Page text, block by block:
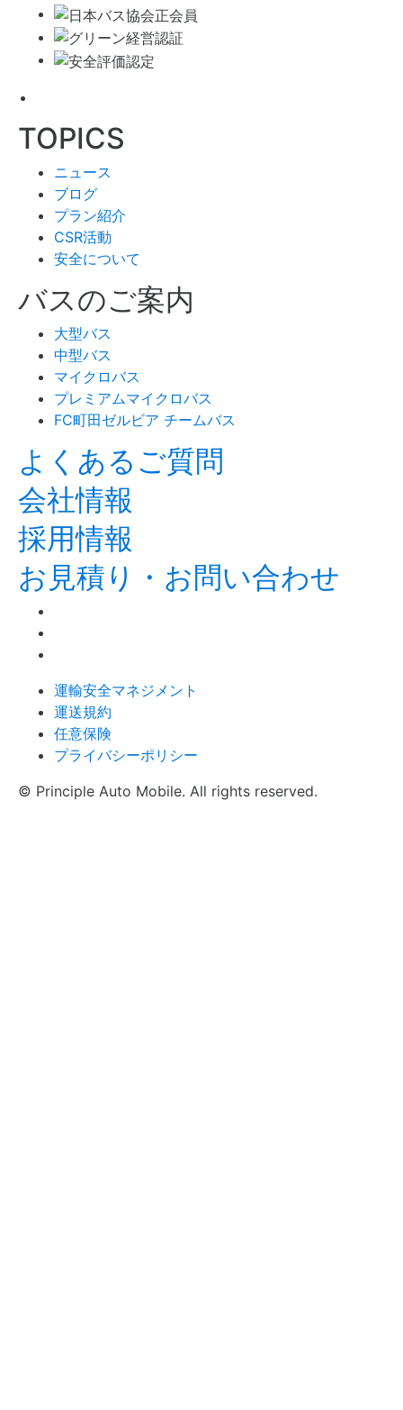
TOPICS
ニュース
ブログ
プラン紹介
CSR活動
安全について
バスのご案内
大型バス
中型バス
マイクロバス
プレミアムマイクロバス
FC町田ゼルビア チームバス
よくあるご質問
会社情報
採用情報
お見積り・お問い合わせ
運輸安全マネジメント
運送規約
任意保険
プライバシーポリシー
© Principle Auto Mobile. All rights reserved.